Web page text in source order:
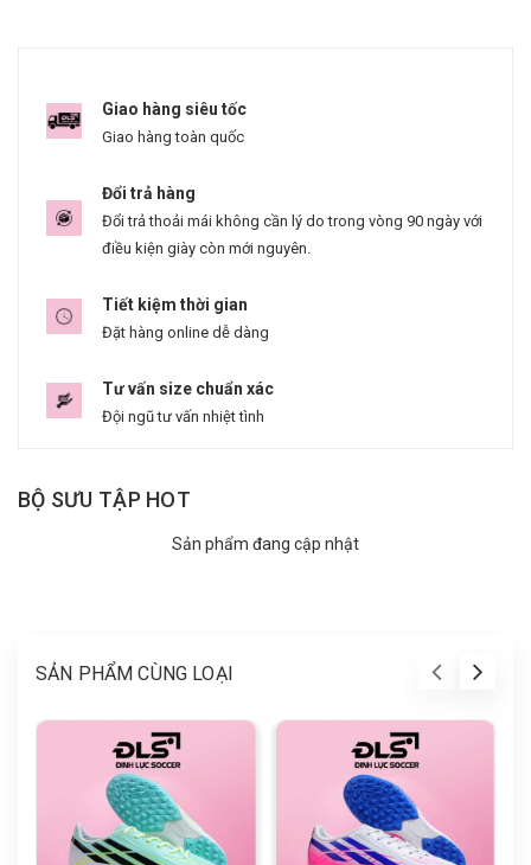
Giao hàng siêu tốc
Giao hàng toàn quốc
Đổi trả hàng
Đổi trả thoải mái không cần lý do trong vòng 90 ngày với
điều kiện giày còn mới nguyên.
Tiết kiệm thời gian
Đặt hàng online dễ dàng
Tư vấn size chuẩn xác
Đội ngũ tư vấn nhiệt tình
BỘ SƯU TẬP HOT
Sản phẩm đang cập nhật
SẢN PHẨM CÙNG LOẠI